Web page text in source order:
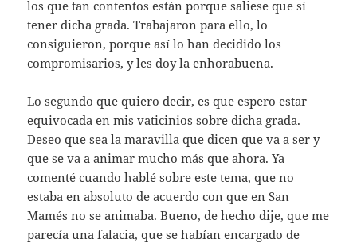
los que tan contentos están porque saliese que sí
tener dicha grada. Trabajaron para ello, lo
consiguieron, porque así lo han decidido los
compromisarios, y les doy la enhorabuena.
Lo segundo que quiero decir, es que espero estar
equivocada en mis vaticinios sobre dicha grada.
Deseo que sea la maravilla que dicen que va a ser y
que se va a animar mucho más que ahora. Ya
comenté cuando hablé sobre este tema, que no
estaba en absoluto de acuerdo con que en San
Mamés no se animaba. Bueno, de hecho dije, que me
parecía una falacia, que se habían encargado de